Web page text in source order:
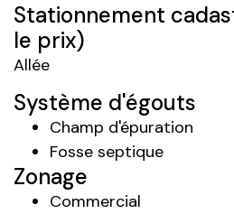
Stationnement
le prix)
Allée
Système d'égouts
Champ d'épuration
Fosse septique
Zonage
Commercial